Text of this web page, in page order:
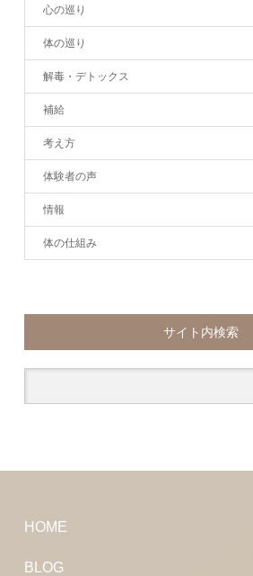
心の巡り
体の巡り
解毒・デトックス
補給
考え方
体験者の声
情報
体の仕組み
サイト内検索
HOME
BLOG